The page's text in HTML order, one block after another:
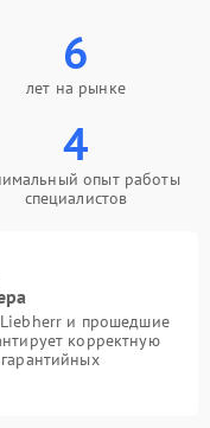
6
лет на рынке
4
опыт работы
специалистов
Liebherr и прошедшие
корректную